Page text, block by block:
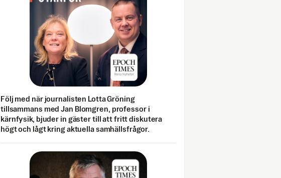
Följ med när journalisten Lotta Gröning
tillsammans med Jan Blomgren, professor i
kärnfysik, bjuder in gäster till att fritt diskutera
högt och lågt kring aktuella samhällsfrågor.